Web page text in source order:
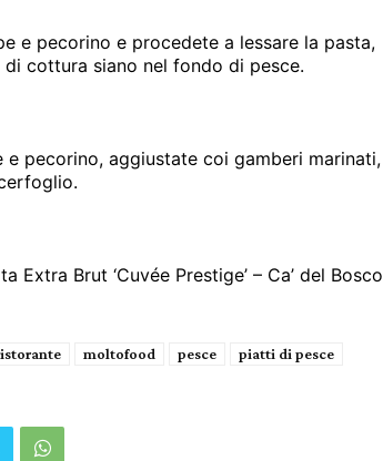
e pecorino e procedete a lessare la pasta,
cottura siano nel fondo di pesce.
e pecorino, aggiustate coi gamberi marinati,
Extra Brut ‘Cuvée Prestige’ – Ca’ del Bosco
moltofood pesce
piatti di pesce